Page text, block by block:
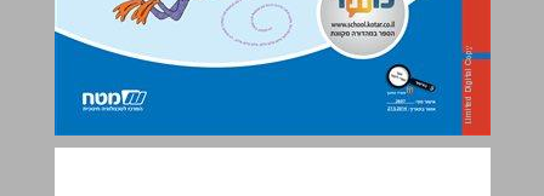
מילה טובה עברית לכיתה ג לחינוך הממלכתי-דתי 2 ... 0